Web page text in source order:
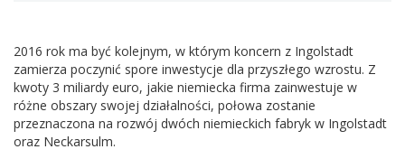
2016 rok ma być kolejnym, w którym koncern z Ingolstadt
zamierza poczynić spore inwestycje dla przyszłego wzrostu. Z
kwoty 3 miliardy euro, jakie niemiecka firma zainwestuje w
różne obszary swojej działalności, połowa zostanie
przeznaczona na rozwój dwóch niemieckich fabryk w Ingolstadt
oraz Neckarsulm.